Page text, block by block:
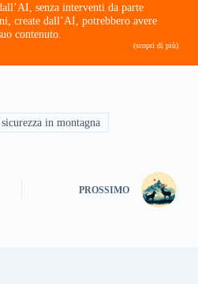
senza interventi da parte
create dall’AI, potrebbero avere
contenuto.
(scopri di più)
in montagna
PROSSIMO